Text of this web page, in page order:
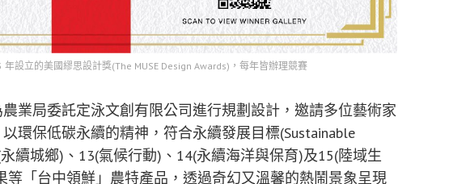
年設立的美國繆思設計獎(The MUSE Design Awards)，每年皆辦理競賽
業局委託定泳文創有限公司進行規劃設計，邀請多位藝術家
環保低碳永續的精神，符合永續發展目標(Sustainable
永續城鄉)、13(氣候行動)、14(永續海洋與保育)及15(陸域生
等「台中領鮮」農特產品，透過奇幻又溫馨的熱鬧景象呈現